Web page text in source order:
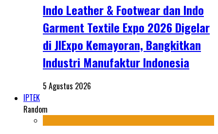
Indo Leather & Footwear dan Indo
Garment Textile Expo 2026 Digelar
di JIExpo Kemayoran, Bangkitkan
Industri Manufaktur Indonesia
5 Agustus 2026
IPTEK
Random